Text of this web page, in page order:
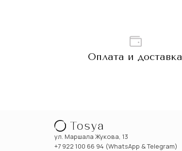
Оплата и доставка
ул. Маршала Жукова, 13
+7 922 100 66 94 (WhatsApp & Telegram)